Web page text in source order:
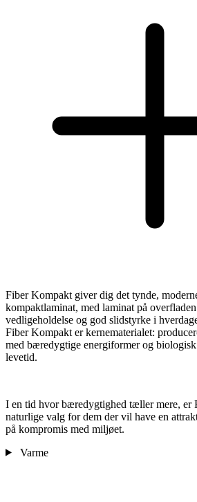
Fiber Kompakt giver dig det tynde,
kompaktlaminat, med laminat på
vedligeholdelse og god slidstyrke i
Fiber Kompakt er kernematerialet:
med bæredygtige energiformer og
levetid.
I en tid hvor bæredygtighed tæller mere, er
naturlige valg for dem der vil have en
på kompromis med miljøet.
Varme